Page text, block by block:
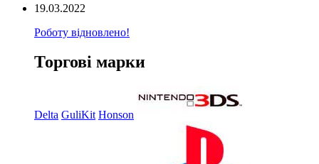
19.03.2022
Роботу відновлено!
Торгові марки
Delta GuliKit Honson